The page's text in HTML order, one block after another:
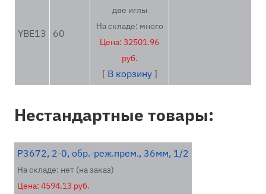
YBE13 60
две иглы
На складе: много
Цена: 32501.96
руб.
[ В корзину]
Нестандартные товары:
P3672, 2-0, обр.-реж.прем., 36мм, 1/2
На складе: нет (на заказ)
Цена: 4594.13 руб.